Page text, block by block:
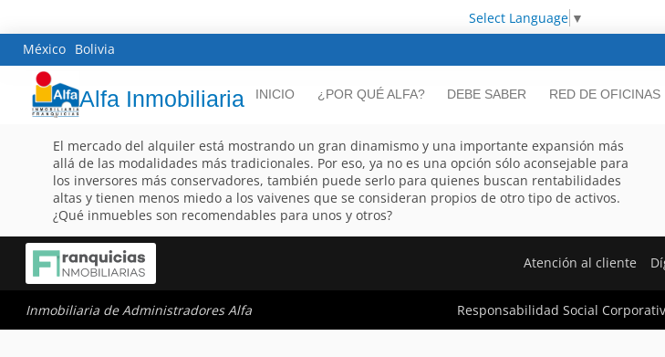
Select Language ▼
México Bolivia
Alfa Inmobiliaria INICIO ¿POR QUÉ ALFA? DEBE SABER RED DE OFICINAS
El mercado del alquiler está mostrando un gran dinamismo y una importante expansión más
allá de las modalidades más tradicionales. Por eso, ya no es una opción sólo aconsejable para
los inversores más conservadores, también puede serlo para quienes buscan rentabilidades
altas y tienen menos miedo a los vaivenes que se consideran propios de otro tipo de activos.
¿Qué inmuebles son recomendables para unos y otros?
Atención al cliente
Inmobiliaria de Administradores Alfa Responsabilidad Social